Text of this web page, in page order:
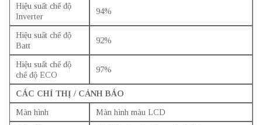
Hiệu suất chế độ
Inverter
94%
Hiệu suất chế độ
Batt
92%
Hiệu suất chế độ
chế độ ECO
97%
CÁC CHỈ THỊ / CẢNH BÁO
Màn hình
Màn hình màu LCD